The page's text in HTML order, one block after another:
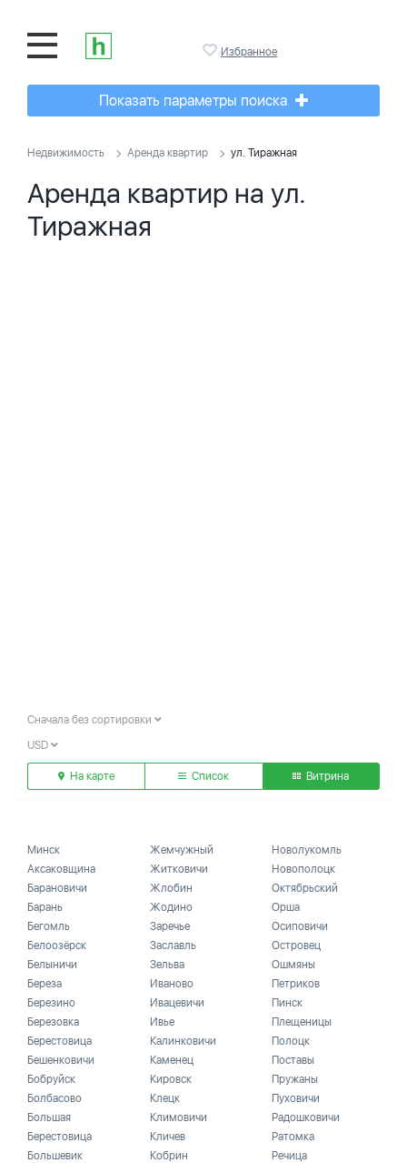
Избранное
Показать параметры поиска
Недвижимость Аренда квартир ул. Тиражная
Аренда квартир на ул.
Тиражная
Сначала без сортировки
USD
На карте Список Витрина
Минск
Аксаковщина
Барановичи
Барань
Бегомль
Белоозёрск
Белыничи
Береза
Березино
Березовка
Берестовица
Бешенковичи
Бобруйск
Болбасово
Большая
Берестовица
Большевик
Жемчужный
Житковичи
Жлобин
Жодино
Заречье
Заславль
Зельва
Иваново
Ивацевичи
Ивье
Калинковичи
Каменец
Кировск
Клецк
Климовичи
Кличев
Кобрин
Новолукомль
Новополоцк
Октябрьский
Орша
Осиповичи
Островец
Ошмяны
Петриков
Пинск
Плещеницы
Полоцк
Поставы
Пружаны
Пуховичи
Радошковичи
Ратомка
Речица